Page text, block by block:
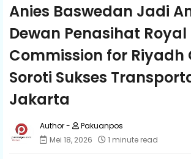
Anies Baswedan Jadi
Dewan Penasihat Royal
Commission for Riyadh
Soroti Sukses
Jakarta
Pakuanpos
Mei 18, 2026
1 minute read